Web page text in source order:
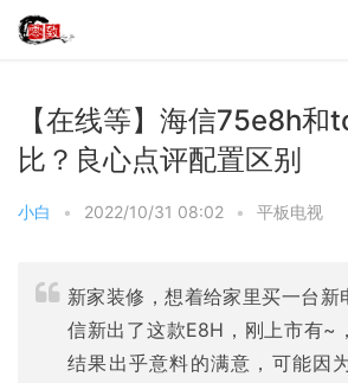
【在线等】海信75e8h
比？良心点评配置区别
小白 • 2022/10/31 08:02 • 平板电视
新家装修，想着给家里买一台新
信新出了这款E8H，刚上市有~
结果出乎意料的满意，可能因